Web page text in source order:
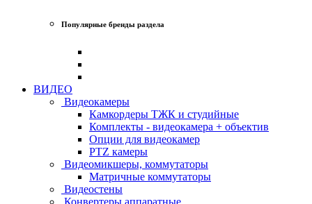
Популярные бренды раздела
ВИДЕО
Видеокамеры
Камкордеры ТЖК и студийные
Комплекты - видеокамера + объектив
Опции для видеокамер
PTZ камеры
Видеомикшеры, коммутаторы
Матричные коммутаторы
Видеостены
Конвертеры аппаратные